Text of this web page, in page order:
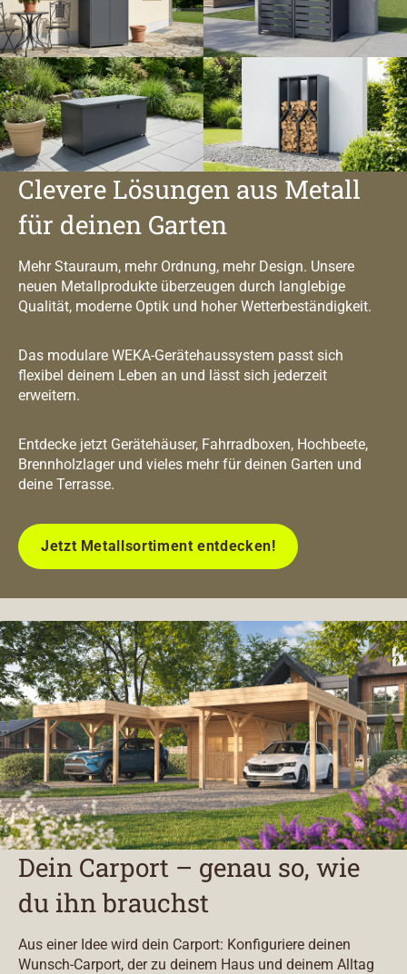
Clevere Lösungen aus Metall
für deinen Garten
Mehr Stauraum, mehr Ordnung, mehr Design. Unsere
neuen Metallprodukte überzeugen durch langlebige
Qualität, moderne Optik und hoher Wetterbeständigkeit.
Das modulare WEKA-Gerätehaussystem passt sich
flexibel deinem Leben an und lässt sich jederzeit
erweitern.
Entdecke jetzt Gerätehäuser, Fahrradboxen, Hochbeete,
Brennholzlager und vieles mehr für deinen Garten und
deine Terrasse.
Jetzt Metallsortiment entdecken!
Dein Carport – genau so, wie
du ihn brauchst
Aus einer Idee wird dein Carport: Konfiguriere deinen
Wunsch-Carport, der zu deinem Haus und deinem Alltag